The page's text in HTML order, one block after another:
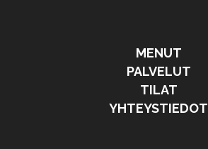
MENUT
PALVELUT
TILAT
YHTEYSTIEDOT